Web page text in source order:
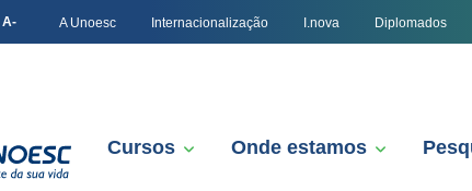
A- A Unoesc Internacionalização I.nova Diplomados
Cursos Onde estamos